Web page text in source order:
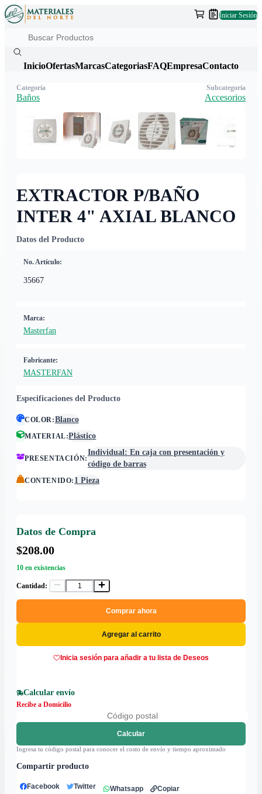
Iniciar Sesión
InicioOfertasMarcasCategoriasFAQEmpresaContacto
EXTRACTOR P/BAÑO
INTER 4" AXIAL BLANCO
Datos del Producto
No. Artículo:
35667
Marca:
Masterfan
Fabricante:
MASTERFAN
Especificaciones del Producto
COLOR:Blanco
MATERIAL:Plástico
PRESENTACIÓN:
Individual: En caja con presentación y
código de barras
CONTENIDO: 1 Pieza
Datos de Compra
$208.00
10 en existencias
Cantidad:
Comprar ahora
Agregar al carrito
Inicia sesión para añadir a tu lista de Deseos
Calcular envío
Recibe a Domicilio
Calcular
Ingresa tu código postal para conocer el costo de envío y tiempo aproximado
Compartir producto
Facebook Twitter Whatsapp Copiar
Categoría
Baños
Subcategoría
Accesorios